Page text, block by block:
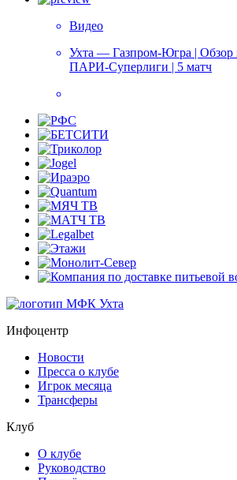
Видео
Ухта — Газпром-Югра |
ПАРИ-Суперлиги | 5 матч
Инфоцентр
Новости
Пресса о клубе
Игрок месяца
Трансферы
Клуб
О клубе
Руководство